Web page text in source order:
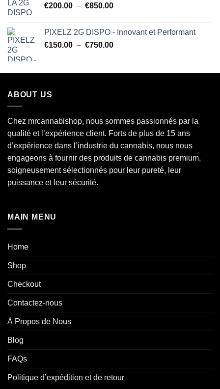
€200.00
€200.00 – €850.00Plage
€200.00
à
PIXELZ 2G DISPO - Innovant et Performant
€150.00 – €750.00Plage
€150.00
ABOUT US
Chez mrcannabishop, nous sommes passionnés par la
qualité et l’expérience client. Forts de plus de 15 ans
d’expérience dans l’industrie du cannabis, nous nous
engageons à fournir des produits de cannabis premium,
soigneusement sélectionnés pour leur pureté, leur
puissance et leur sécurité.
MAIN MENU
Home
Shop
Checkout
Contactez-nous
À Propos de Nous
Blog
FAQs
Politique d’expédition et de retour